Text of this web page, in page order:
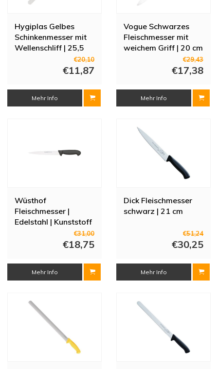
Hygiplas Gelbes
Schinkenmesser mit
Wellenschliff | 25,5
€20,10
€11,87
Mehr Info
Vogue Schwarzes
Fleischmesser mit
weichem Griff | 20 cm
€29,43
€17,38
Mehr Info
Wüsthof
Fleischmesser |
Edelstahl | Kunststoff
€31,00
€18,75
Mehr Info
Dick Fleischmesser
schwarz | 21 cm
€51,24
€30,25
Mehr Info